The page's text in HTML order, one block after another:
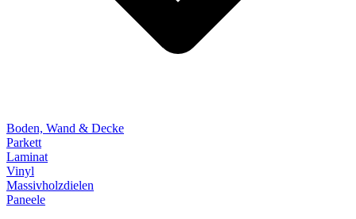
Boden, Wand & Decke
Parkett
Laminat
Vinyl
Massivholzdielen
Paneele